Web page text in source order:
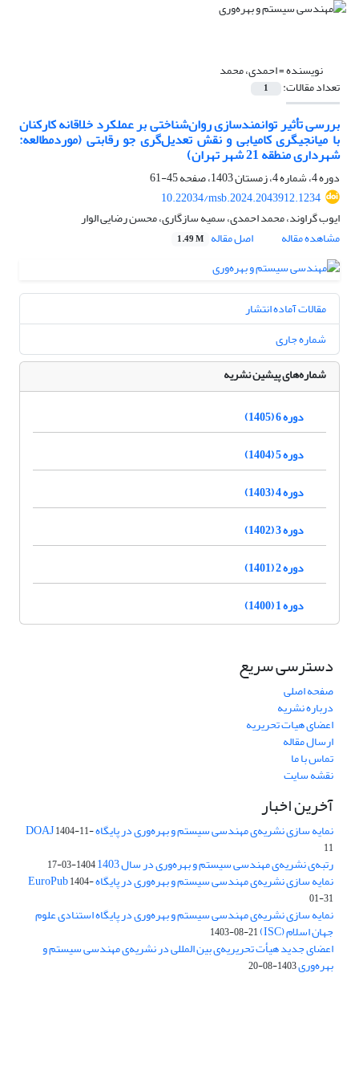
نویسنده =احمدی، محمد
تعداد مقالات: 1
بررسی تأثیر توانمندسازی روان‌شناختی بر عملکرد خلاقانه کارکنان
با میانجیگری کامیابی و نقش تعدیل‌گری جو رقابتی (موردمطالعه:
شهرداری منطقه 21 شهر تهران)
دوره 4، شماره 4، زمستان 1403، صفحه
45-61
10.22034/msb.2024.2043912.1234
ایوب گراوند، محمد احمدی، سمیه سازگاری، محسن رضایی الوار
مشاهده مقاله
اصل مقاله 1.49 M
مقالات آماده انتشار
شماره جاری
شماره‌های پیشین نشریه
دوره 6 (1405)
دوره 5 (1404)
دوره 4 (1403)
دوره 3 (1402)
دوره 2 (1401)
دوره 1 (1400)
دسترسی سریع
صفحه اصلی
درباره نشریه
اعضای هیات تحریریه
ارسال مقاله
تماس با ما
نقشه سایت
آخرین اخبار
نمایه سازی نشریه‌ی مهندسی سیستم و بهره‌وری در پایگاه DOAJ1404-11-
11
رتبه‌ی نشریه‌ی مهندسی سیستم و بهره‌وری در سال 1403 1404-03-17
نمایه سازی نشریه‌ی مهندسی سیستم و بهره‌وری در پایگاه EuroPub1404-
01-31
نمایه سازی نشریه‌ی مهندسی سیستم و بهره‌وری در پایگاه استنادی علوم
جهان اسلام (ISC) 1403-08-21
اعضای جدید هیأت تحریریه‌ی بین المللی در نشریه‌ی مهندسی سیستم و
بهره‌وری1403-08-20